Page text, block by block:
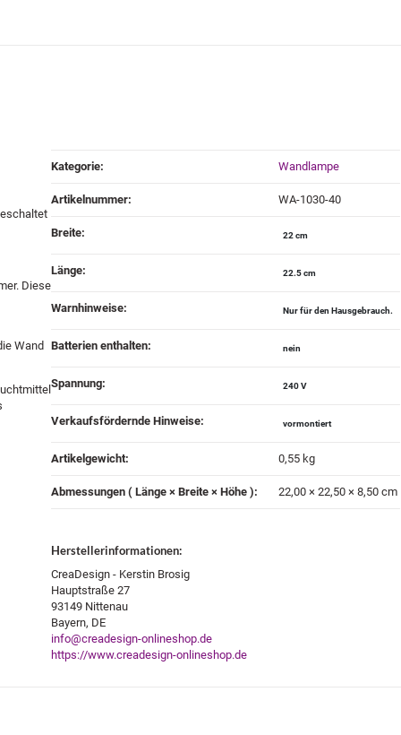
Diese
Wand
Produkteigenschaft
Wert
Kategorie: Wandlampe
Artikelnummer: WA-1030-40
Breite‍: 22 cm
Länge‍: 22.5 cm
Warnhinweise‍: Nur für den Hausgebrauch.
Batterien enthalten‍: nein
Spannung‍: 240 V
Verkaufsfördernde Hinweise‍: vormontiert
Artikelgewicht‍: 0,55 kg
Abmessungen ( Länge × Breite × Höhe )‍: 22,00 × 22,50 × 8,50 cm
Herstellerinformationen:
CreaDesign - Kerstin Brosig
Hauptstraße 27
93149 Nittenau
Bayern, DE
info@creadesign-onlineshop.de
https://www.creadesign-onlineshop.de